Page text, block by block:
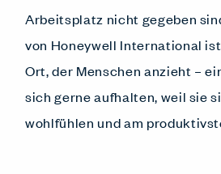
Arbeitsplatz nicht gegeben
von Honeywell International
Ort, der Menschen anzieht –
sich gerne aufhalten, weil sie
wohlfühlen und am